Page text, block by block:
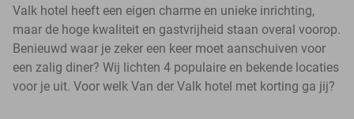
Valk hotel heeft een eigen charme en unieke inrichting,
maar de hoge kwaliteit en gastvrijheid staan overal voorop.
Benieuwd waar je zeker een keer moet aanschuiven voor
een zalig diner? Wij lichten 4 populaire en bekende locaties
voor je uit. Voor welk Van der Valk hotel met korting ga jij?